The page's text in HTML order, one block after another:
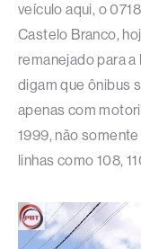
veículo aqui, o
Castelo Branco,
remanejado para
digam que ônibus
apenas com
1999, não
linhas como 108,